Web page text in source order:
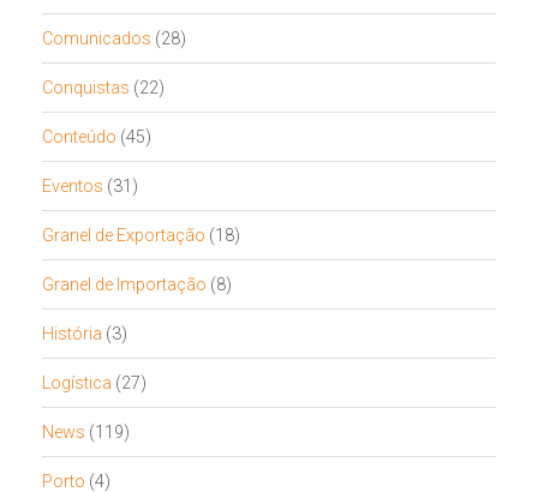
Comunicados (28)
Conquistas (22)
Conteúdo (45)
Eventos (31)
Granel de Exportação (18)
Granel de Importação (8)
História (3)
Logística (27)
News (119)
Porto (4)